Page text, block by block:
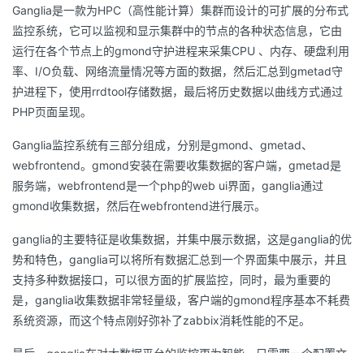
Ganglia是一款为HPC（高性能计算）集群而设计的可扩展的分布式
监控系统，它可以监视和显示集群中的节点的各种状态信息，它由
运行在各个节点上的gmond守护进程来采集CPU 、内存、硬盘利用
率、I/O负载、网络流量情况等方面的数据，然后汇总到gmetad守
护进程下，使用rrdtool存储数据，最后将历史数据以曲线方式通过
PHP页面呈现。
Ganglia监控系统有三部分组成，分别是gmond、gmetad、
webfrontend。gmond安装在需要收集数据的客户端，gmetad是
服务端，webfrontend是一个php的web ui界面，ganglia通过
gmond收集数据，然后在webfrontend进行展示。
ganglia的主要特征是收集数据，并集中展示数据，这是ganglia的优
势和特色，ganglia可以将所有数据汇总到一个界面集中展示，并且
支持多种数据接口，可以很方面的扩展监控，同时，最为重要的
是，ganglia收集数据非常轻量级，客户端的gmond程序基本不耗费
系统资源，而这个特点刚好弥补了zabbix消耗性能的不足。